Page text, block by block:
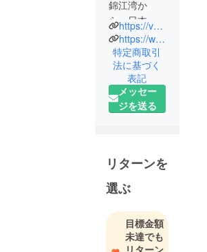
錦江湾か
ら、日本の
フリーダイ
ビングを
もっと盛り
上げたい」
という想い
で、国内各
たフリーダ
イバーのグ
ループで
プの中心メ
ンバーは日
本の海を20
https://volcanocup-freediving.studio.site/
https://www.instagram.com/volcanocup_freediving/
特定商取引
法に基づく
表記
メッセー
ジを送る
リターンを
選ぶ
目標金額
未達でも
リターン